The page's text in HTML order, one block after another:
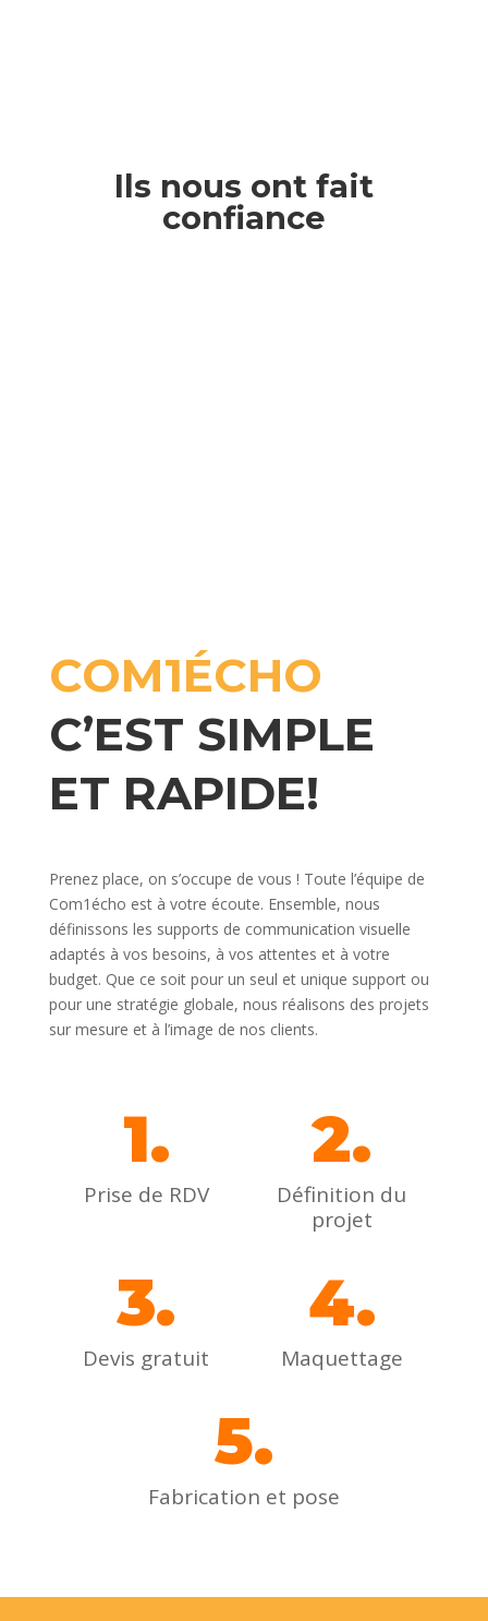
Ils nous ont fait
confiance
COM1ÉCHO
C’EST SIMPLE
ET RAPIDE!
Prenez place, on s’occupe de vous ! Toute l’équipe de
Com1écho est à votre écoute. Ensemble, nous
définissons les supports de communication visuelle
adaptés à vos besoins, à vos attentes et à votre
budget. Que ce soit pour un seul et unique support ou
pour une stratégie globale, nous réalisons des projets
sur mesure et à l’image de nos clients.
1.
Prise de RDV
2.
Définition du
projet
3.
Devis gratuit
4.
Maquettage
5.
Fabrication et pose